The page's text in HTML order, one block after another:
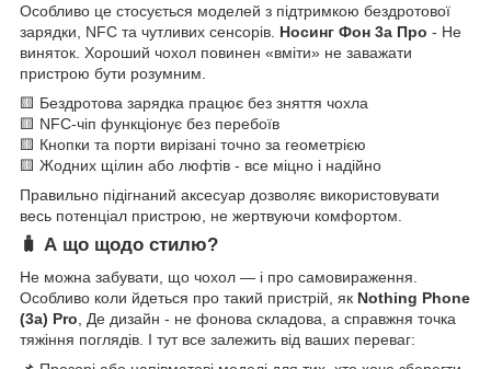
Особливо це стосується моделей з підтримкою бездротової
зарядки, NFC та чутливих сенсорів. Носинг Фон 3а Про - Не
виняток. Хороший чохол повинен «вміти» не заважати
пристрою бути розумним.
🟨 Бездротова зарядка працює без зняття чохла
🟨 NFC-чіп функціонує без перебоїв
🟨 Кнопки та порти вирізані точно за геометрією
🟨 Жодних щілин або люфтів - все міцно і надійно
Правильно підігнаний аксесуар дозволяє використовувати
весь потенціал пристрою, не жертвуючи комфортом.
🧳 А що щодо стилю?
Не можна забувати, що чохол — і про самовираження.
Особливо коли йдеться про такий пристрій, як Nothing Phone
(3a) Pro, Де дизайн - не фонова складова, а справжня точка
тяжіння поглядів. І тут все залежить від ваших переваг: